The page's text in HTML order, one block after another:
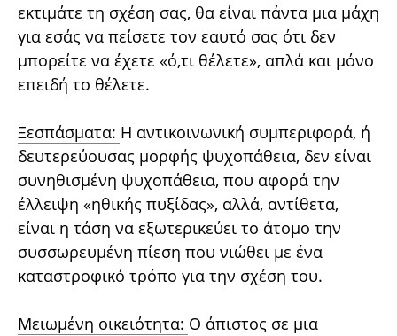
εκτιμάτε τη σχέση σας, θα είναι πάντα μια μάχη
για εσάς να πείσετε τον εαυτό σας ότι δεν
μπορείτε να έχετε «ό,τι θέλετε», απλά και μόνο
επειδή το θέλετε.
Ξεσπάσματα: Η αντικοινωνική συμπεριφορά, ή
δευτερεύουσας μορφής ψυχοπάθεια, δεν είναι
συνηθισμένη ψυχοπάθεια, που αφορά την
έλλειψη «ηθικής πυξίδας», αλλά, αντίθετα,
είναι η τάση να εξωτερικεύει το άτομο την
συσσωρευμένη πίεση που νιώθει με ένα
καταστροφικό τρόπο για την σχέση του.
Μειωμένη οικειότητα: Ο άπιστος σε μια